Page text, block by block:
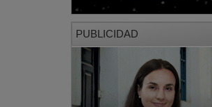
PUBLICIDAD